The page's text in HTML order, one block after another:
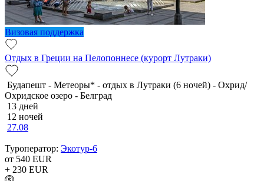
Визовая поддержка
Отдых в Греции на Пелопоннесе (курорт Лутраки)
Будапешт - Метеоры* - отдых в Лутраки (6 ночей) - Охрид/
Охридское озеро - Белград
13 дней
12 ночей
27.08
Туроператор: Экотур-6
от 540 EUR
+ 230 EUR